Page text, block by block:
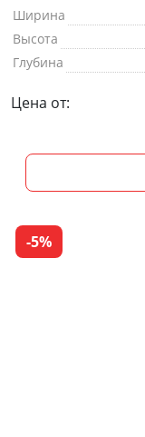
Ширина
Высота
Глубина
Цена от:
-5%